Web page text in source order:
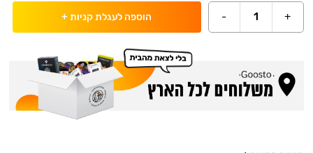
+
1
- הוספה לעגלת קניות +